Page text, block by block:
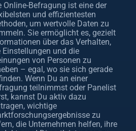
Online-Befragung ist eine der
und effizientesten
um wertvolle Daten zu
Sie ermöglicht es, gezielt
über das Verhalten,
Einstellungen und die
von Personen zu
– egal, wo sie sich gerade
Wenn Du an einer
teilnimmst oder Panelist
kannst Du aktiv dazu
wichtige
zu
die Unternehmen helfen, ihre